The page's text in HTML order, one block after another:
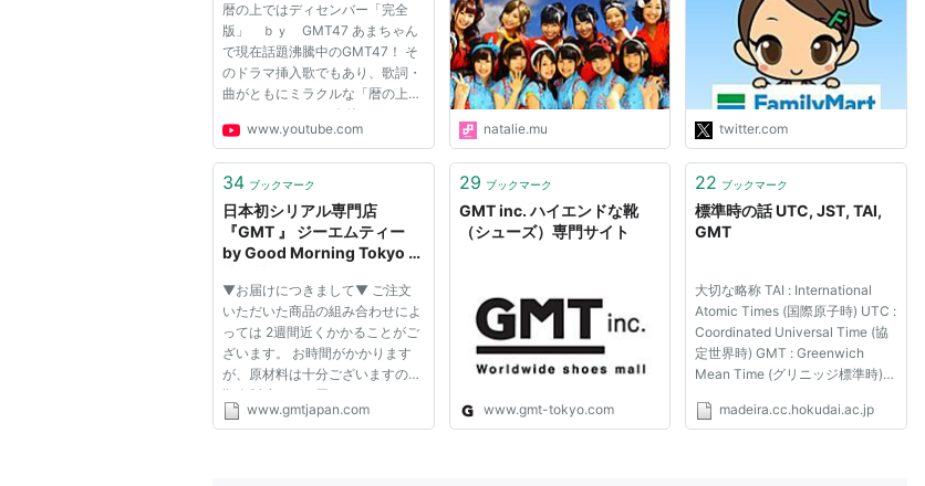
暦の上ではディセンバー「完全
版」 ｂｙ GMT47 あまちゃん
で現在話題沸騰中のGMT47！ そ
のドラマ挿入歌でもあり、歌詞・
曲がともにミラクルな「暦の上で
はディセンバー」 今後はどうな
るのか？紅白出場か？こうご期
http://kowkow2-
amacyan.blog.so-
net.ne.jp/2013-06-19
www.youtube.com natalie.mu
までの クオリティになるの
か」と思って頂けるよう さ
らに進化して新摘みブレンド
として販売。 まめはブラジ
ル セラード産の最高等級
豆。 けっして甘くない審査
を通 るこ…
https://t.co/gmt9XR2Cvy"
twitter.com
34 ブックマーク
日本初シリアル専門店
『GMT 』 ジーエムティー
by Good Morning Tokyo 株
▼お届けにつきまして▼ ご注文
いただいた商品の組み合わせによ
っては 2週間近くかかることがご
ざいます。 お時間がかかります
が、原材料は十分ございますので
順次製造してお届けいたします。
＊お急ぎの方には、サイズ違いや
www.gmtjapan.com
29 ブックマーク
GMT inc. ハイエンドな靴
（シューズ）専門サイト
www.gmt-tokyo.com
22 ブックマーク
標準時の話 UTC, JST, TAI,
GMT
大切な略称 TAI : International
Atomic Times (国際原子時) UTC :
Coordinated Universal Time (協
定世界時) GMT : Greenwich
Mean Time (グリニッジ標準時)
(日本標準時) UTC TAI JST GMT
madeira.cc.hokudai.ac.jp